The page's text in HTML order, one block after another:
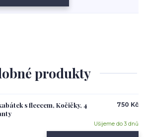
produkty
s fleecem, Kočičky, 4
750 Kč
Ušijeme do 3 dnů